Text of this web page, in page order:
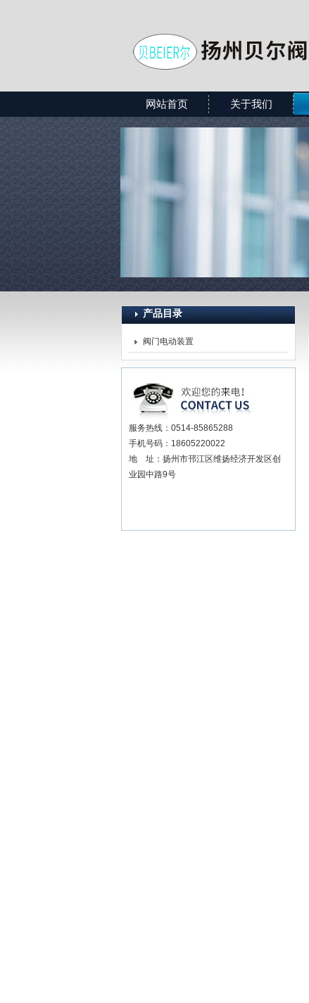
扬州贝尔阀门控制有限公司
网站首页 关于我们
产品目录
阀门电动装置
服务热线：0514-85865288
手机号码：18605220022
地 址：扬州市邗江区维扬经济开发区创
业园中路9号